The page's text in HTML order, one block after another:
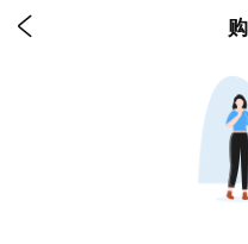
